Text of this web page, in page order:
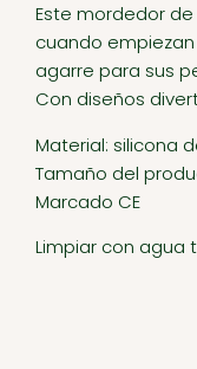
Este mordedor
cuando
agarre para sus
Con diseños
Material: silicona
Tamaño del
Marcado CE
Limpiar con agua